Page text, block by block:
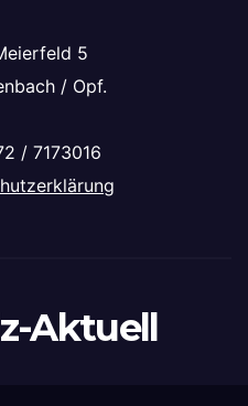
5
/ Opf.
/ 7173016
Aktuell